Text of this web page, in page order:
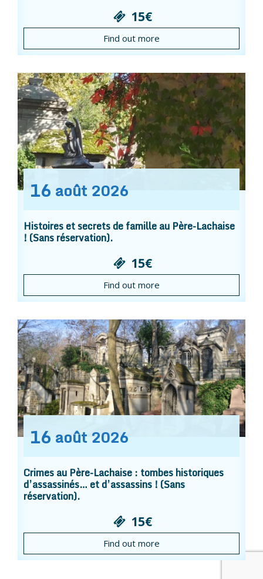
15€
Find out more
16 août 2026
Histoires et secrets de famille au Père-Lachaise
! (Sans réservation).
15€
Find out more
16 août 2026
Crimes au Père-Lachaise : tombes historiques
d’assassinés… et d’assassins ! (Sans
réservation).
15€
Find out more